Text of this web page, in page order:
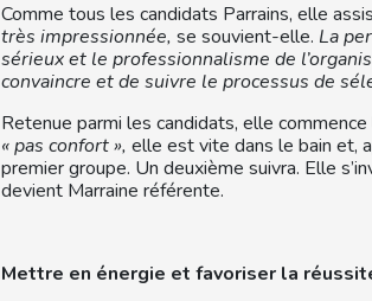
Comme tous les candidats Parrains, elle
très impressionnée, se souvient-elle. La
sérieux et le professionnalisme de
convaincre et de suivre le processus de
Retenue parmi les candidats, elle
« pas confort », elle est vite dans le bain et,
premier groupe. Un deuxième suivra. Elle
devient Marraine référente.
Mettre en énergie et favoriser la